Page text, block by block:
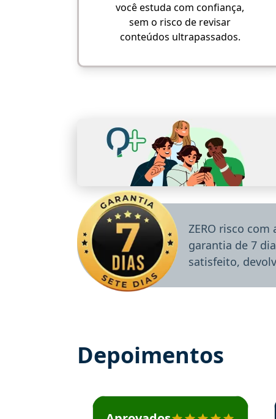
você estuda com confiança,
sem o risco de revisar
conteúdos ultrapassados.
ZERO risco
garantia de 7
satisfeito,
Depoimentos
Estudante José recomenda o Aprova